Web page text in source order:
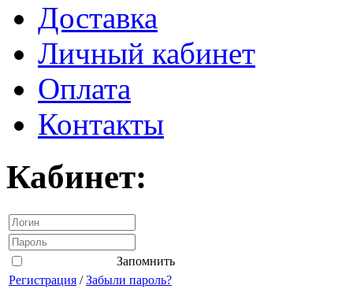
Доставка
Личный кабинет
Оплата
Контакты
Кабинет:
Запомнить
Регистрация /Забыли пароль?